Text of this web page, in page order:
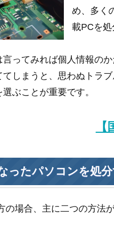
め、多く
載PCを処
言ってみれば個人情報の
しまうと、思わぬトラ
ぶことが重要です。
ったパソコンを処
の場合、主に二つの方法